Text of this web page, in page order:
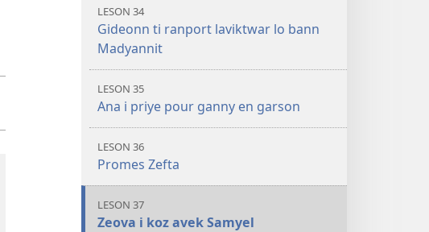
LESON 34
Gideonn ti ranport laviktwar lo bann
Madyannit
LESON 35
Ana i priye pour ganny en garson
LESON 36
Promes Zefta
LESON 37
Zeova i koz avek Samyel